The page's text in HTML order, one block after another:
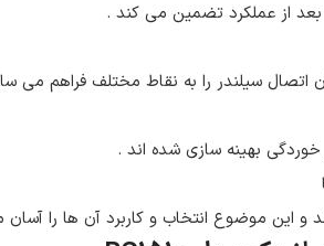
از عملکرد تضمین می کند .
اتصال سیلندر را به نقاط مختلف فراهم می
خوردگی بهینه سازی شده اند .
این موضوع انتخاب و کاربرد آن ها را